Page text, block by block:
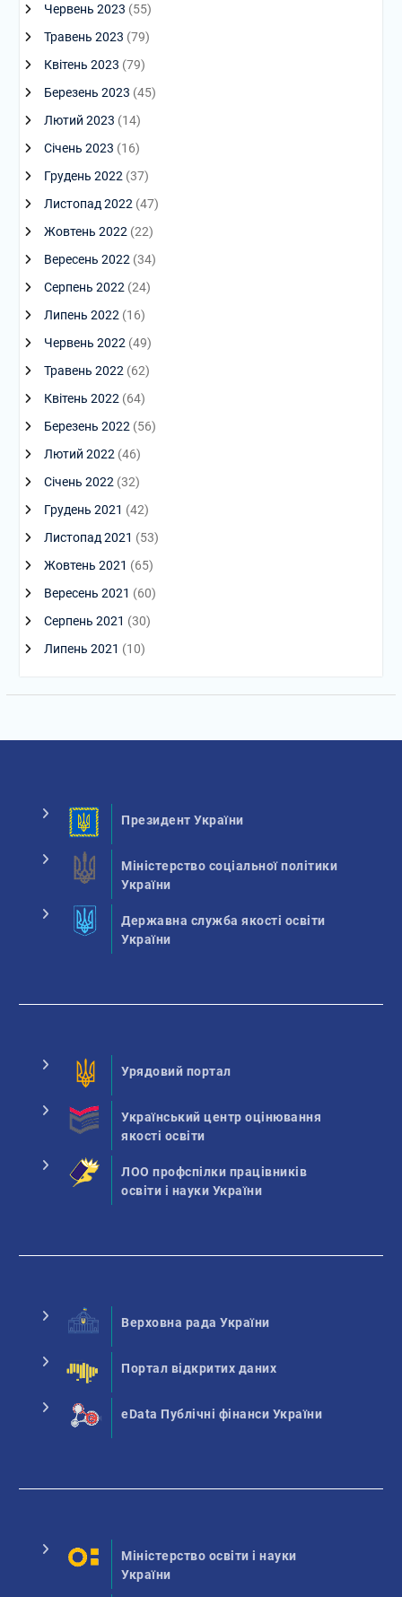
Червень 2023 (55)
Травень 2023 (79)
Квітень 2023 (79)
Березень 2023 (45)
Лютий 2023 (14)
Січень 2023 (16)
Грудень 2022 (37)
Листопад 2022 (47)
Жовтень 2022 (22)
Вересень 2022 (34)
Серпень 2022 (24)
Липень 2022 (16)
Червень 2022 (49)
Травень 2022 (62)
Квітень 2022 (64)
Березень 2022 (56)
Лютий 2022 (46)
Січень 2022 (32)
Грудень 2021 (42)
Листопад 2021 (53)
Жовтень 2021 (65)
Вересень 2021 (60)
Серпень 2021 (30)
Липень 2021 (10)
Президент України
Міністерство соціальної політики
України
Державна служба якості освіти
України
Урядовий портал
Український центр оцінювання
якості освіти
ЛОО профспілки працівників
освіти і науки України
Верховна рада України
Портал відкритих даних
eData Публічні фінанси України
Міністерство освіти і науки
України